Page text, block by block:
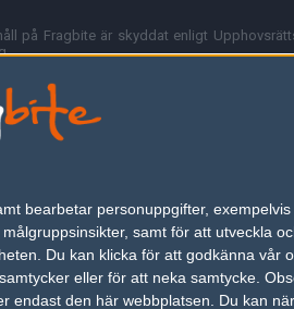
bearbetar personuppgifter,
samt för att utveckla
Du kan klicka för att godkänna vår
eller för att neka samtycke.
den här webbplatsen. Du kan
på Fragbite är skyddat enligt
representerar varje enskild skribent och
Fredric Bohlin. För frågor rörande sajten kan
att spara användarspecifik information
statistik. För att slippa cookies kan du
finns här på grund av lagen om